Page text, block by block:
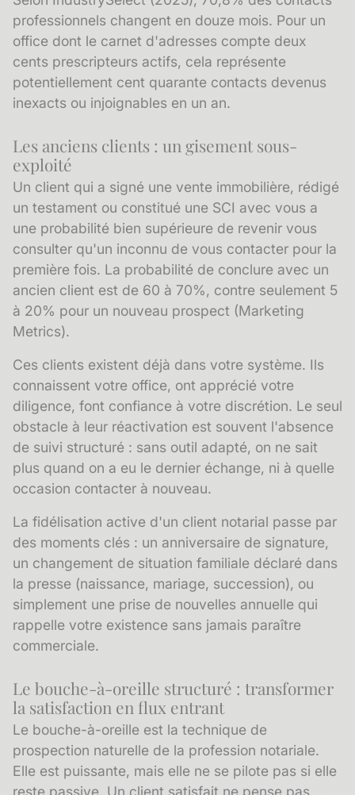
professionnels changent en douze mois. Pour un
office dont le carnet d'adresses compte deux
cents prescripteurs actifs, cela représente
potentiellement cent quarante contacts devenus
inexacts ou injoignables en un an.
Les anciens clients : un gisement sous-
exploité
Un client qui a signé une vente immobilière, rédigé
un testament ou constitué une SCI avec vous a
une probabilité bien supérieure de revenir vous
consulter qu'un inconnu de vous contacter pour la
première fois. La probabilité de conclure avec un
ancien client est de 60 à 70%, contre seulement 5
à 20% pour un nouveau prospect (Marketing
Metrics).
Ces clients existent déjà dans votre système. Ils
connaissent votre office, ont apprécié votre
diligence, font confiance à votre discrétion. Le seul
obstacle à leur réactivation est souvent l'absence
de suivi structuré : sans outil adapté, on ne sait
plus quand on a eu le dernier échange, ni à quelle
occasion contacter à nouveau.
La fidélisation active d'un client notarial passe par
des moments clés : un anniversaire de signature,
un changement de situation familiale déclaré dans
la presse (naissance, mariage, succession), ou
simplement une prise de nouvelles annuelle qui
rappelle votre existence sans jamais paraître
commerciale.
Le bouche-à-oreille structuré : transformer
la satisfaction en flux entrant
Le bouche-à-oreille est la technique de
prospection naturelle de la profession notariale.
Elle est puissante, mais elle ne se pilote pas si elle
reste passive. Un client satisfait ne pense pas